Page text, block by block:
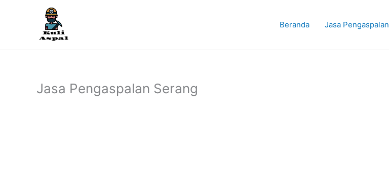
Beranda Jasa Pengaspalan
Jasa Pengaspalan Serang